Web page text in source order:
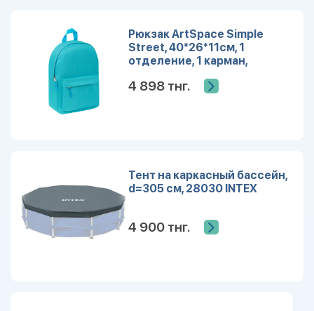
Рюкзак ArtSpace Simple
Street, 40*26*11см, 1
отделение, 1 карман,
4 898 тнг.
Тент на каркасный бассейн,
d=305 см, 28030 INTEX
4 900 тнг.